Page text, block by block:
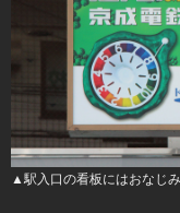
▲駅入口の看板にはおなじ